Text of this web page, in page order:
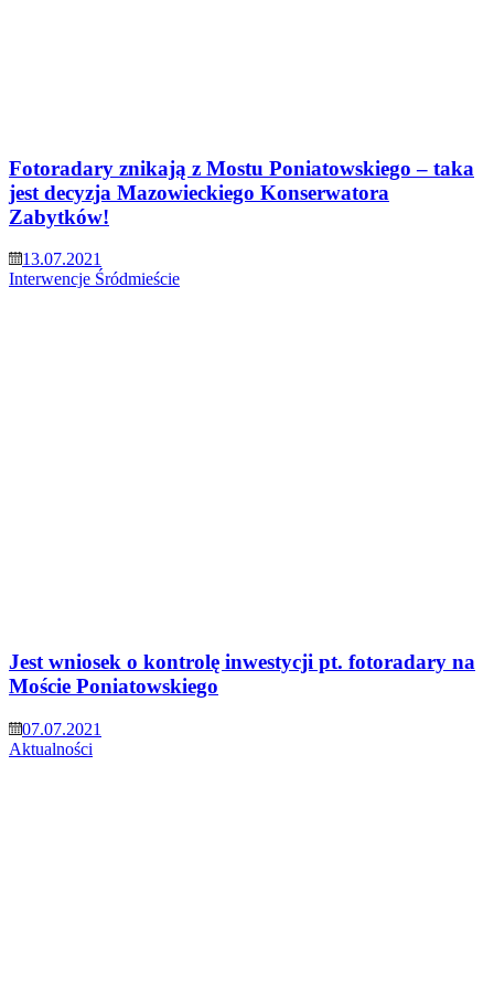
Fotoradary znikają z Mostu Poniatowskiego – taka
jest decyzja Mazowieckiego Konserwatora
Zabytków!
13.07.2021
Interwencje Śródmieście
Jest wniosek o kontrolę inwestycji pt. fotoradary na
Moście Poniatowskiego
07.07.2021
Aktualności